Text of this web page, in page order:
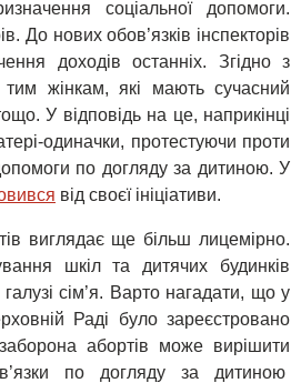
соціальної допомоги.
До нових обов’язків інспекторів
доходів останніх. Згідно з
жінкам, які мають сучасний
У відповідь на це, наприкінці
одиначки, протестуючи проти
по догляду за дитиною. У
від своєї ініціативи.
виглядає ще більш лицемірно.
шкіл та дитячих будинків
галузі сім’я. Варто нагадати, що у
Раді було зареєстровано
абортів може вирішити
по догляду за дитиною